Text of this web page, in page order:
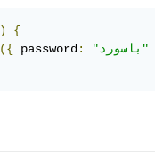
)
{
({ password : "باسورد"